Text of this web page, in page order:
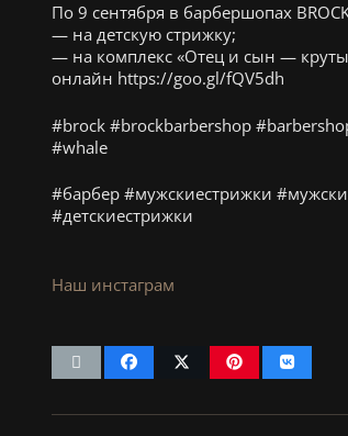
По 9 сентября в барбершопах
— на детскую стрижку;
— на комплекс «Отец и сын —
онлайн https://goo.gl/fQV5dh
#brock #brockbarbershop
#whale
#барбер #мужскиестрижки
#детскиестрижки
Наш инстаграм